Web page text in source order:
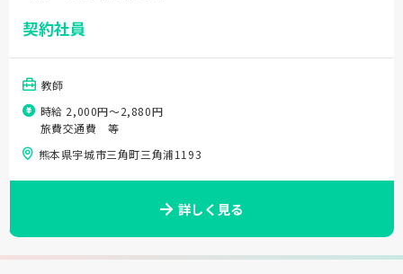
契約社員
教師
時給 2,000円〜2,880円
旅費交通費 等
熊本県宇城市三角町三角浦1193
詳しく見る